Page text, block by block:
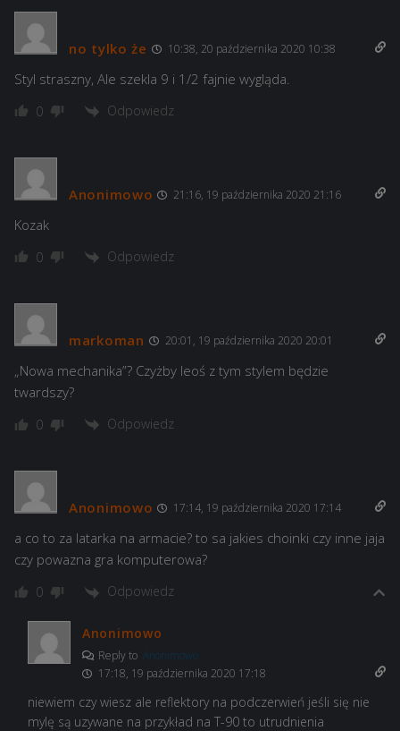
no tylko że 10:38, 20 października 2020 10:38
Styl straszny, Ale szekla 9 i 1/2 fajnie wygląda.
0 Odpowiedz
Anonimowo 21:16, 19 października 2020 21:16
Kozak
0 Odpowiedz
markoman 20:01, 19 października 2020 20:01
„Nowa mechanika”? Czyżby leoś z tym stylem będzie
twardszy?
0 Odpowiedz
Anonimowo 17:14, 19 października 2020 17:14
a co to za latarka na armacie? to sa jakies choinki czy inne jaja
czy powazna gra komputerowa?
0 Odpowiedz
Anonimowo
Reply to Anonimowo
17:18, 19 października 2020 17:18
niewiem czy wiesz ale reflektory na podczerwień jeśli się nie
mylę są uzywane na przykład na T-90 to utrudnienia